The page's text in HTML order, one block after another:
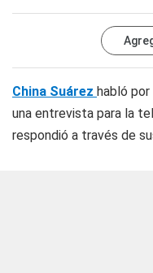
China Suárez habló por
una entrevista para la
respondió a través de